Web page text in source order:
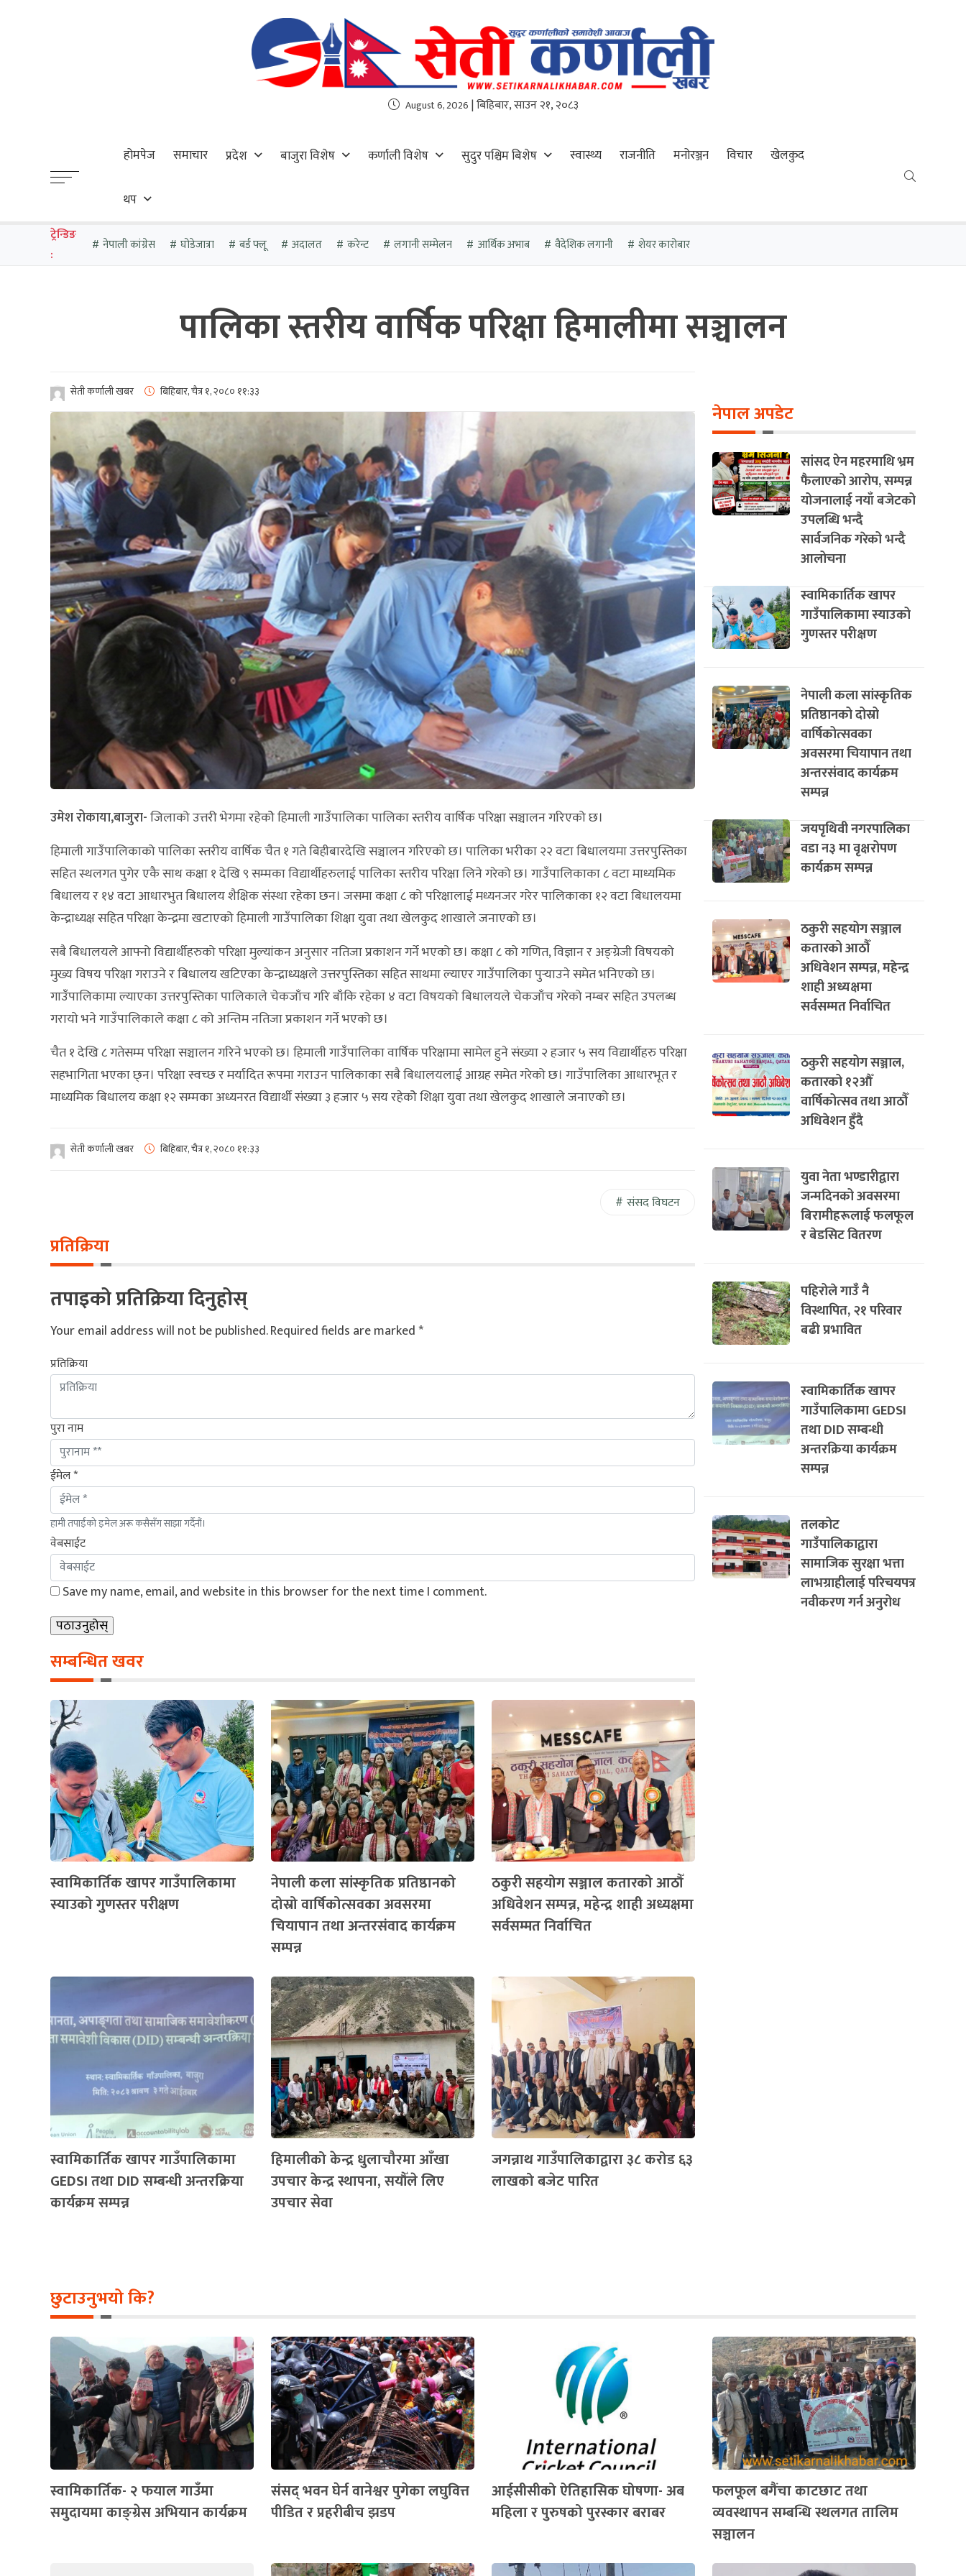
August 6, 2026 | बिहिबार, साउन २१, २०८३
होमपेज समाचार प्रदेश बाजुरा विशेष कर्णाली विशेष सुदुर पश्चिम बिशेष स्वास्थ्य राजनीति मनोरञ्जन विचार खेलकुद
थप
ट्रेन्डिङ
:
नेपाली कांग्रेस घोडेजात्रा बर्ड फ्लू अदालत करेन्ट लगानी सम्मेलन आर्थिक अभाब वैदेशिक लगानी शेयर कारोबार
पालिका स्तरीय वार्षिक परिक्षा हिमालीमा सञ्चालन
सेती कर्णाली खबर बिहिबार, चैत्र १, २०८० ११:३३
उमेश रोकाया,बाजुरा-जिलाको उत्तरी भेगमा रहेकोे हिमाली गाउँपालिका पालिका स्तरीय वार्षिक परिक्षा सञ्चालन गरिएको छ।
हिमाली गाउँपालिकाको पालिका स्तरीय वार्षिक चैत १ गते बिहीबारदेखि सञ्चालन गरिएको छ। पालिका भरीका २२ वटा बिधालयमा उत्तरपुस्तिका
सहित स्थलगत पुगेर एकै साथ कक्षा १ देखि ९ सम्मका विद्यार्थीहरुलाई पालिका स्तरीय परिक्षा लिने गरेको छ। गाउँपालिकाका ८ वटा माध्यमिक
बिधालय र १४ वटा आधारभुत बिधालय शैक्षिक संस्था रहेका छन। जसमा कक्षा ८ को परिक्षालाई मध्यनजर गरेर पालिकाका १२ वटा बिधालयमा
केन्द्राध्यक्ष सहित परिक्षा केन्द्रमा खटाएको हिमाली गाउँपालिका शिक्षा युवा तथा खेलकुद शाखाले जनाएको छ।
सबै बिधालयले आफ्नो विद्यार्थीहरुको परिक्षा मुल्यांकन अनुसार नतिजा प्रकाशन गर्ने भएको छ। कक्षा ८ को गणित, विज्ञान र अङ्ग्रेजी विषयको
मुख्य विषय परिक्षा गराउने र बिधालय खटिएका केन्द्राध्यक्षले उत्तरपुस्तिका सहित साथमा ल्याएर गाउँपालिका पुर्‍याउने समेत भनिएको छ।
गाउँपालिकामा ल्याएका उत्तरपुस्तिका पालिकाले चेकजाँच गरि बाँकि रहेका ४ वटा विषयको बिधालयले चेकजाँच गरेको नम्बर सहित उपलब्ध
गरायो भने गाउँपालिकाले कक्षा ८ को अन्तिम नतिजा प्रकाशन गर्ने भएको छ।
चैत १ देखि ८ गतेसम्म परिक्षा सञ्चालन गरिने भएको छ। हिमाली गाउँपालिका वार्षिक परिक्षामा सामेल हुने संख्या २ हजार ५ सय विद्यार्थीहरु परिक्षा
सहभागिता भएका छ्न। परिक्षा स्वच्छ र मर्यादित रूपमा गराउन पालिकाका सबै बिधालयलाई आग्रह समेत गरेको छ। गाउँपालिका आधारभूत र
माध्यमिक बिधालय कक्षा १२ सम्मका अध्यनरत विद्यार्थी संख्या ३ हजार ५ सय रहेकोे शिक्षा युवा तथा खेलकुद शाखाले जनाएको छ।
सेती कर्णाली खबर बिहिबार, चैत्र १, २०८० ११:३३
संसद विघटन
प्रतिक्रिया
तपाइको प्रतिक्रिया दिनुहोस्
Your email address will not be published.Required fields are marked*
प्रतिक्रिया
पुरा नाम
ईमेल *
हामी तपाईंको इमेल अरू कसैसँग साझा गर्दैनौं।
वेबसाईट
Save my name, email, and website in this browser for the next time I comment.
सम्बन्धित खवर
स्वामिकार्तिक खापर गाउँपालिकामा
स्याउको गुणस्तर परीक्षण
नेपाली कला सांस्कृतिक प्रतिष्ठानको
दोस्रो वार्षिकोत्सवका अवसरमा
चियापान तथा अन्तरसंवाद कार्यक्रम
सम्पन्न
ठकुरी सहयोग सञ्जाल कतारको आठौँ
अधिवेशन सम्पन्न, महेन्द्र शाही अध्यक्षमा
सर्वसम्मत निर्वाचित
स्वामिकार्तिक खापर गाउँपालिकामा
GEDSI तथा DID सम्बन्धी अन्तरक्रिया
कार्यक्रम सम्पन्न
हिमालीको केन्द्र धुलाचौरमा आँखा
उपचार केन्द्र स्थापना, सयौँले लिए
उपचार सेवा
जगन्नाथ गाउँपालिकाद्वारा ३८ करोड ६३
लाखको बजेट पारित
नेपाल अपडेट
सांसद ऐन महरमाथि भ्रम
फैलाएको आरोप, सम्पन्न
योजनालाई नयाँ बजेटको
उपलब्धि भन्दै
सार्वजनिक गरेको भन्दै
आलोचना
स्वामिकार्तिक खापर
गाउँपालिकामा स्याउको
गुणस्तर परीक्षण
नेपाली कला सांस्कृतिक
प्रतिष्ठानको दोस्रो
वार्षिकोत्सवका
अवसरमा चियापान तथा
अन्तरसंवाद कार्यक्रम
सम्पन्न
जयपृथिवी नगरपालिका
वडा न३ मा वृक्षरोपण
कार्यक्रम सम्पन्न
ठकुरी सहयोग सञ्जाल
कतारको आठौँ
अधिवेशन सम्पन्न, महेन्द्र
शाही अध्यक्षमा
सर्वसम्मत निर्वाचित
ठकुरी सहयोग सञ्जाल,
कतारको १२औँ
वार्षिकोत्सव तथा आठौँ
अधिवेशन हुँदै
युवा नेता भण्डारीद्वारा
जन्मदिनको अवसरमा
बिरामीहरूलाई फलफूल
र बेडसिट वितरण
पहिरोले गाउँ नै
विस्थापित, २१ परिवार
बढी प्रभावित
स्वामिकार्तिक खापर
गाउँपालिकामा GEDSI
तथा DID सम्बन्धी
अन्तरक्रिया कार्यक्रम
सम्पन्न
तलकोट
गाउँपालिकाद्वारा
सामाजिक सुरक्षा भत्ता
लाभग्राहीलाई परिचयपत्र
नवीकरण गर्न अनुरोध
छुटाउनुभयो कि?
स्वामिकार्तिक- २ फयाल गाउँमा
समुदायमा काङ्ग्रेस अभियान कार्यक्रम
संसद् भवन घेर्न वानेश्वर पुगेका लघुवित्त
पीडित र प्रहरीबीच झडप
आईसीसीको ऐतिहासिक घोषणा- अब
महिला र पुरुषको पुरस्कार बराबर
फलफूल बगैंचा काटछाट तथा
व्यवस्थापन सम्बन्धि स्थलगत तालिम
सञ्चालन